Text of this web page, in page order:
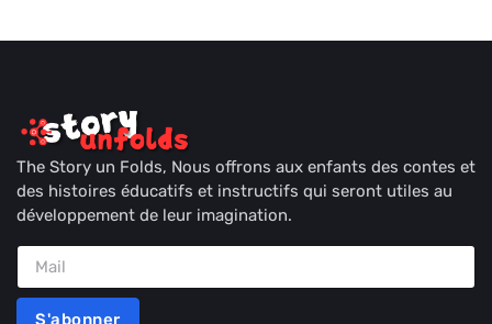
The Story un Folds, Nous offrons aux enfants des contes et
des histoires éducatifs et instructifs qui seront utiles au
développement de leur imagination.
S'abonner